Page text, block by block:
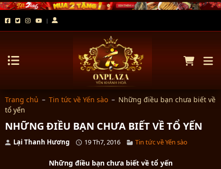
Trang chủ – Tin tức về Yến sào – Những điều bạn chưa biết về
tổ yến
NHỮNG ĐIỀU BẠN CHƯA BIẾT VỀ TỔ YẾN
Lại Thanh Hương 19 Th7, 2016 Tin tức về Yến sào
Những điều bạn chưa biết về tổ yến